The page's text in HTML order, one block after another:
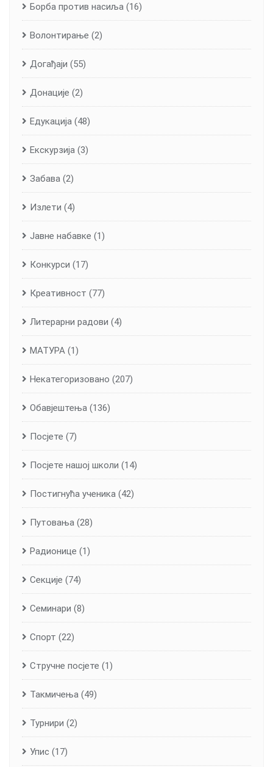
Борба против насиља (16)
Волонтирање (2)
Догађаји (55)
Донације (2)
Едукација (48)
Екскурзија (3)
Забава (2)
Излети (4)
Јавне набавке (1)
Конкурси (17)
Креативност (77)
Литерарни радови (4)
МАТУРА (1)
Некатегоризовано (207)
Обавјештења (136)
Посјете (7)
Посјете нашој школи (14)
Постигнућа ученика (42)
Путовања (28)
Радионице (1)
Секције (74)
Семинари (8)
Спорт (22)
Стручне посјете (1)
Такмичења (49)
Турнири (2)
Упис (17)